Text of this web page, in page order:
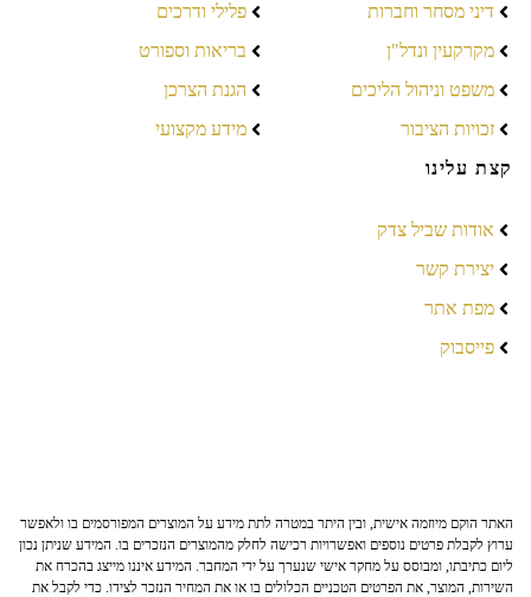
דיני מסחר וחברות
מקרקעין ונדל"ן
משפט וניהול הליכים
זכויות הציבור
פלילי ודרכים
בריאות וספורט
הגנת הצרכן
מידע מקצועי
קצת עלינו
אודות שביל צדק
יצירת קשר
מפת אתר
פייסבוק
האתר הוקם מיוזמה אישית, ובין היתר במטרה לתת מידע על המוצרים המפורסמים בו ולאפשר
ערוץ לקבלת פרטים נוספים ואפשרויות רכישה לחלק מהמוצרים הנזכרים בו. המידע שניתן נכון
ליום כתיבתו, ומבוסס על מחקר אישי שנערך על ידי המחבר. המידע איננו מייצג בהכרח את
השירות, המוצר, את הפרטים הטכניים הכלולים בו או את המחיר הנזכר לצידו. כדי לקבל את